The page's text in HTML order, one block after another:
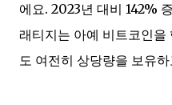
에요. 2023년 대비 142%
래티지는 아예 비트코인
도 여전히 상당량을 보유